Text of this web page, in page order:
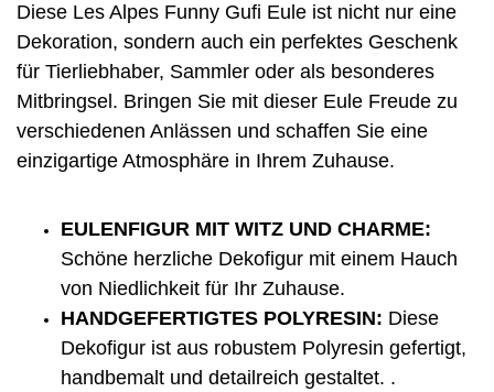
Diese Les Alpes Funny Gufi Eule ist nicht nur eine
Dekoration, sondern auch ein perfektes Geschenk
für Tierliebhaber, Sammler oder als besonderes
Mitbringsel. Bringen Sie mit dieser Eule Freude zu
verschiedenen Anlässen und schaffen Sie eine
einzigartige Atmosphäre in Ihrem Zuhause.
EULENFIGUR MIT WITZ UND CHARME:
Schöne herzliche Dekofigur mit einem Hauch
von Niedlichkeit für Ihr Zuhause.
HANDGEFERTIGTES POLYRESIN: Diese
Dekofigur ist aus robustem Polyresin gefertigt,
handbemalt und detailreich gestaltet. .